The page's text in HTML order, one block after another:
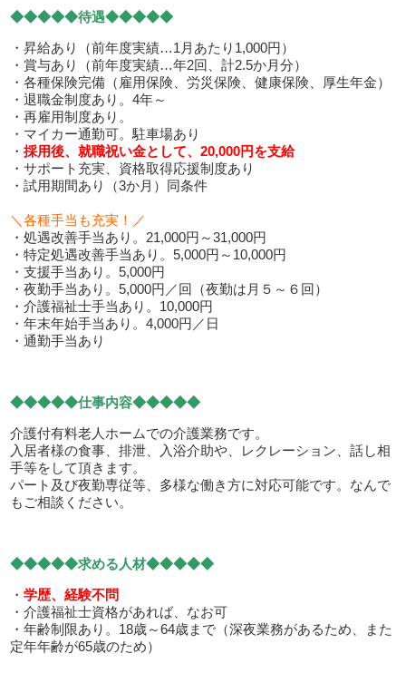
◆◆◆◆◆待遇◆◆◆◆◆
・昇給あり（前年度実績…1月あたり1,000円）
・賞与あり（前年度実績…年2回、計2.5か月分）
・各種保険完備（雇用保険、労災保険、健康保険、厚生年金）
・退職金制度あり。4年～
・再雇用制度あり。
・マイカー通勤可。駐車場あり
・採用後、就職祝い金として、20,000円を支給
・サポート充実、資格取得応援制度あり
・試用期間あり（3か月）同条件
＼各種手当も充実！／
・処遇改善手当あり。21,000円～31,000円
・特定処遇改善手当あり。5,000円～10,000円
・支援手当あり。5,000円
・夜勤手当あり。5,000円／回（夜勤は月５～６回）
・介護福祉士手当あり。10,000円
・年末年始手当あり。4,000円／日
・通勤手当あり
◆◆◆◆◆仕事内容◆◆◆◆◆
介護付有料老人ホームでの介護業務です。
入居者様の食事、排泄、入浴介助や、レクレーション、話し相
手等をして頂きます。
パート及び夜勤専従等、多様な働き方に対応可能です。なんで
もご相談ください。
◆◆◆◆◆求める人材◆◆◆◆◆
・学歴、経験不問
・介護福祉士資格があれば、なお可
・年齢制限あり。18歳～64歳まで（深夜業務があるため、また
定年年齢が65歳のため）